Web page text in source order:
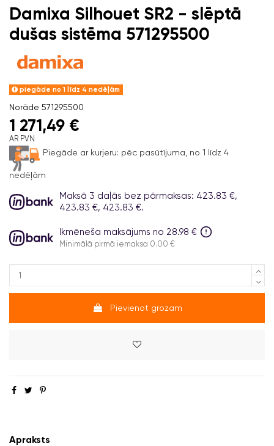
Damixa Silhouet SR2 - slēptā
dušas sistēma 571295500
piegāde no 1 līdz 4 nedēļām
Norāde 571295500
1 271,49 €
AR PVN
Piegāde ar kurjeru: pēc pasūtījuma, no 1 līdz 4
nedēļām
Maksā 3 daļās bez pārmaksas: 423.83 €,
423.83 €, 423.83 €.
Ikmēneša maksājums no 28.98 €
Minimālā pirmā iemaksa 0.00 €
Pievienot grozam
Apraksts